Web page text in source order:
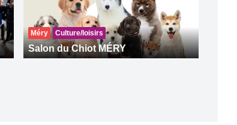
Méry Culture/loisirs
Salon du Chiot MÉRY